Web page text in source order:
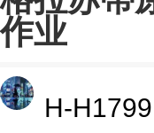
作业
H-H1799